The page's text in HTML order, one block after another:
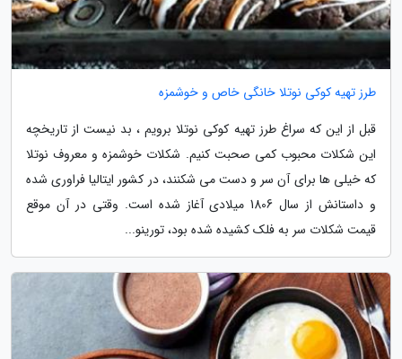
طرز تهیه کوکی نوتلا خانگی خاص و خوشمزه
قبل از این که سراغ طرز تهیه کوکی نوتلا برویم ، بد نیست از تاریخچه
این شکلات محبوب کمی صحبت کنیم. شکلات خوشمزه و معروف نوتلا
که خیلی ها برای آن سر و دست می شکنند، در کشور ایتالیا فراوری شده
و داستانش از سال 1806 میلادی آغاز شده است. وقتی در آن موقع
قیمت شکلات سر به فلک کشیده شده بود، تورینو...